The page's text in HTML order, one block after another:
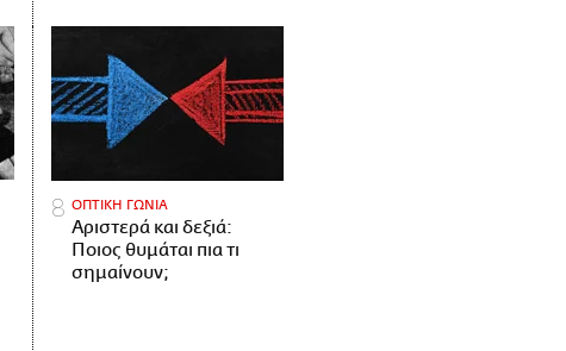
ΟΠΤΙΚΗ ΓΩΝΙΑ
Αριστερά και δεξιά:
Ποιος θυμάται πια τι
σημαίνουν;